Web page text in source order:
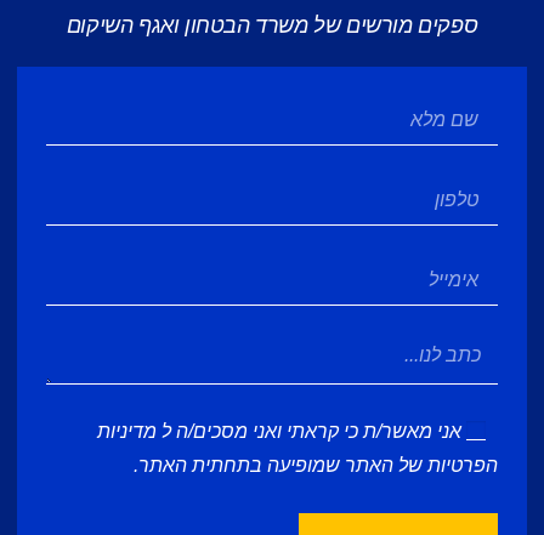
ספקים מורשים של משרד הבטחון ואגף השיקום
אני מאשר/ת כי קראתי ואני מסכים/ה ל מדיניות
הפרטיות של האתר שמופיעה בתחתית האתר.